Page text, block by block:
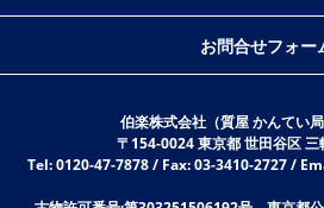
お問合せフォー
伯楽株式会社（質屋 かんてい局
〒154-0024 東京都 世田谷区
Tel: 0120-47-7878 / Fax: 03-3410-2727 /